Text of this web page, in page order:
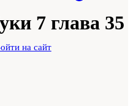
на сайт
7 глава 35